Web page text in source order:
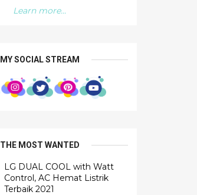
Learn more...
MY SOCIAL STREAM
THE MOST WANTED
LG DUAL COOL with Watt
Control, AC Hemat Listrik
Terbaik 2021